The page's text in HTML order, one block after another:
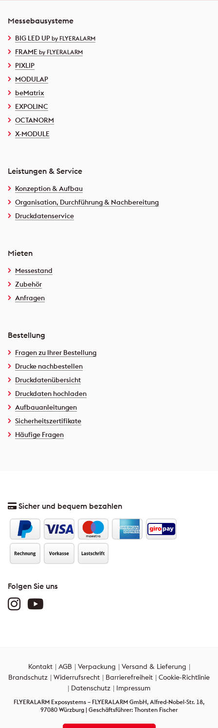
Messebausysteme
BIG LED UP by FLYERALARM
FRAME by FLYERALARM
PIXLIP
MODULAP
beMatrix
EXPOLINC
OCTANORM
X-MODULE
Leistungen & Service
Konzeption & Aufbau
Organisation, Durchführung & Nachbereitung
Druckdatenservice
Mieten
Messestand
Zubehör
Anfragen
Bestellung
Fragen zu Ihrer Bestellung
Drucke nachbestellen
Druckdatenübersicht
Druckdaten hochladen
Aufbauanleitungen
Sicherheitszertifikate
Häufige Fragen
Sicher und bequem bezahlen
Folgen Sie uns
Kontakt AGB Verpackung
Versand & Lieferung
Brandschutz
Widerrufsrecht Barrierefreiheit
Cookie-Richtlinie
Datenschutz
Impressum
FLYERALARM Exposystems – FLYERALARM GmbH, Alfred-Nobel-Str. 18,
97080 Würzburg | Geschäftsführer: Thorsten Fischer